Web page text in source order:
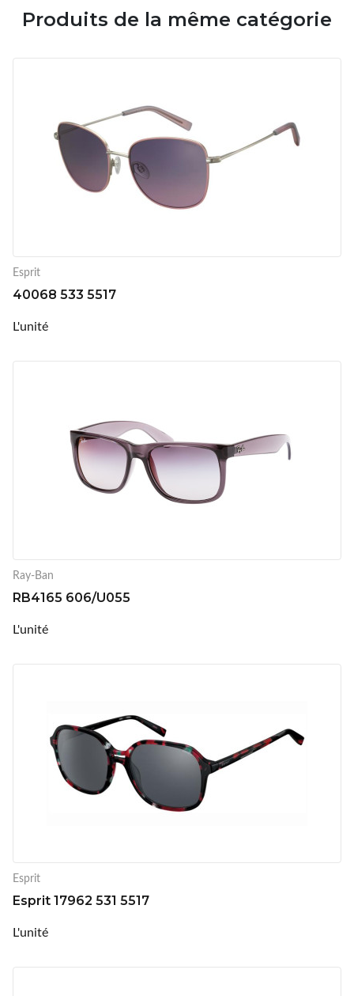
Produits de la même catégorie
Esprit
40068 533 5517
L'unité
Ray-Ban
RB4165 606/U055
L'unité
Esprit
Esprit 17962 531 5517
L'unité